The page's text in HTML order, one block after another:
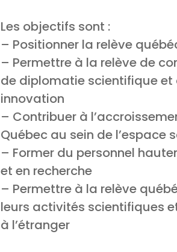
Les objectifs sont :
– Positionner la relève
– Permettre à la relève de
de diplomatie scientifique
innovation
– Contribuer à
Québec au sein de
– Former du personnel
et en recherche
– Permettre à la relève
leurs activités scientifiques
à l’étranger